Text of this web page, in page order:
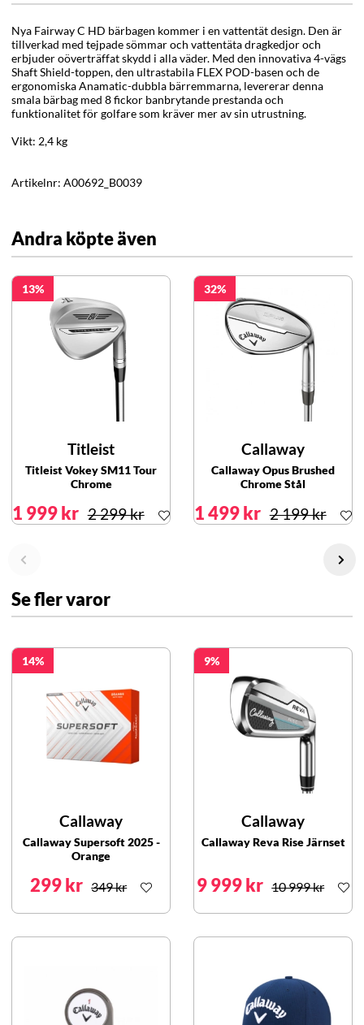
Nya Fairway C HD bärbagen kommer i en vattentät design. Den är
tillverkad med tejpade sömmar och vattentäta dragkedjor och
erbjuder oöverträffat skydd i alla väder. Med den innovativa 4-vägs
Shaft Shield-toppen, den ultrastabila FLEX POD-basen och de
ergonomiska Anamatic-dubbla bärremmarna, levererar denna
smala bärbag med 8 fickor banbrytande prestanda och
funktionalitet för golfare som kräver mer av sin utrustning.
Vikt: 2,4 kg
Artikelnr: A00692_B0039
Andra köpte även
13
Titleist
Titleist Vokey SM11 Tour
Chrome
1 999 kr 2 299 kr
32
Callaway
Callaway Opus Brushed
Chrome Stål
1 499 kr 2 199 kr
Se fler varor
14
Callaway
Callaway Supersoft 2025 -
Orange
299 kr 349 kr
9
Callaway
Callaway Reva Rise Järnset
9 999 kr 10 999 kr